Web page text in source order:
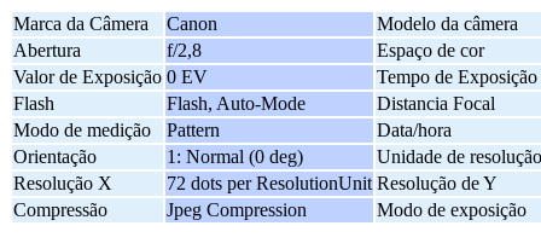
Marca da Câmera Canon
Modelo da câmera
Abertura
f/2,8
Espaço de cor
Valor de Exposição 0 EV
Tempo de Exposição
Flash
Flash, Auto-Mode
Distancia Focal
Modo de medição
Pattern
Data/hora
Orientação
1: Normal (0 deg)
Unidade de resolução
Resolução X
72 dots per ResolutionUnit Resolução de Y
Compressão
Jpeg Compression Modo de exposição